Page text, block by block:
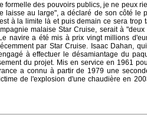
des pouvoirs publics, je ne peux
laisse au large", a déclaré de son côté le
à la limite là et puis demain ce sera trop
malaise Star Cruise, serait à "deux
navire a été mis à prix vingt millions
par Star Cruise. Isaac Dahan,
à effectuer le désamiantage du
du projet. Mis en service en 1961
a connu à partir de 1979 une
de l'explosion d'une chaudière en